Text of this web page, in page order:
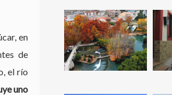
en
de
el río
uno